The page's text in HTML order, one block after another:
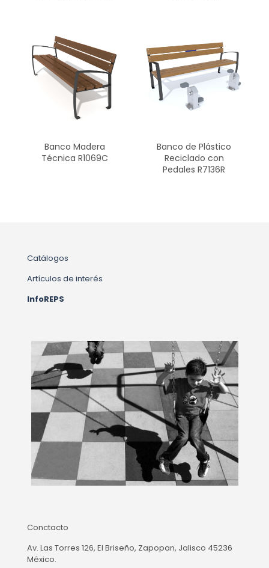
Banco Madera
Técnica R1069C
Banco de Plástico
Reciclado con
Pedales R7136R
Catálogos
Artículos de interés
InfoREPS
Conctacto
Av. Las Torres 126, El Briseño, Zapopan, Jalisco 45236
México.